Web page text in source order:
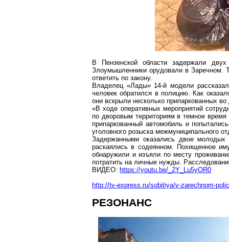
В Пензенской области задержали
Злоумышленники орудовали в Заречном.
ответить по закону.
Владелец «Лады» 14-й модели
человек обратился в полицию. Как
они вскрыли несколько припаркованных
«В ходе оперативных мероприятий
по дворовым территориям в темное
припаркованный автомобиль и
уголовного розыска межмуниципального
Задержанными оказались двое
раскаялись в содеянном. Похищенное
обнаружили и изъяли по месту
потратить на личные нужды.
ВИДЕО: https://youtu.be/_2Y_Lu5yOR0
http://tv-express.ru/sobitiya/v-zarechnom-
РЕЗОНАНС